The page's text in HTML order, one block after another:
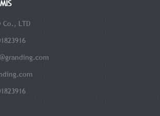
Co., LTD